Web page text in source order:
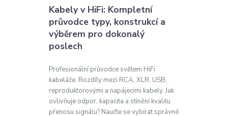
Kabely v HiFi: Kompletní
průvodce typy, konstrukcí a
výběrem pro dokonalý
poslech
Profesionální průvodce světem HiFi
kabeláže. Rozdíly mezi RCA, XLR, USB,
reproduktorovými a napájecími kabely. Jak
ovlivňuje odpor, kapacita a stínění kvalitu
přenosu signálu? Naučte se vybírat správné